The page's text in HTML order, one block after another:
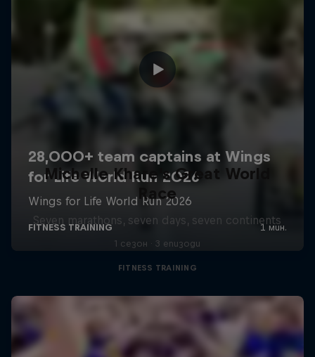
Michelle Khare's Great World
Race
Seven marathons, seven days, seven continents
1 сезон · 3 епизоди
FITNESS TRAINING